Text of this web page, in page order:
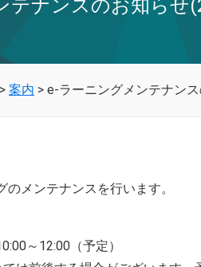
テナンスのお知らせ
> 案内 > e-ラーニングメンテナン
メンテナンスを行います。
～12:00（予定）